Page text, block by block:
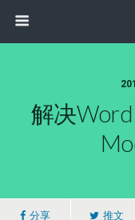
解决
分享 推文